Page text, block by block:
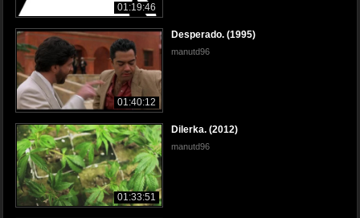
01:19:46
01:40:12
Desperado. (1995)
manutd96
01:33:51
Dilerka. (2012)
manutd96